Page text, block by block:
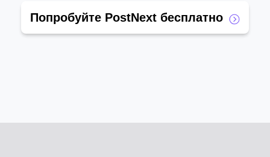
Попробуйте PostNext бесплатно